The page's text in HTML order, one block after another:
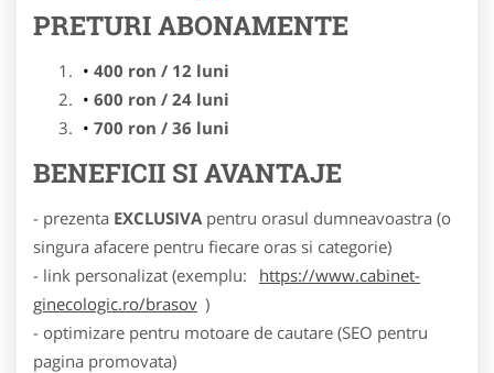
PRETURI ABONAMENTE
400 ron / 12 luni
600 ron / 24 luni
700 ron / 36 luni
BENEFICII SI AVANTAJE
- prezenta EXCLUSIVA pentru orasul dumneavoastra (o
singura afacere pentru fiecare oras si categorie)
- link personalizat (exemplu:
https://www.cabinet-
ginecologic.ro/brasov )
- optimizare pentru motoare de cautare (SEO pentru
pagina promovata)